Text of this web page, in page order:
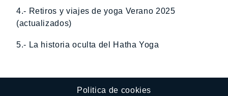
4.- Retiros y viajes de yoga Verano 2025
(actualizados)
5.- La historia oculta del Hatha Yoga
Politica de cookies